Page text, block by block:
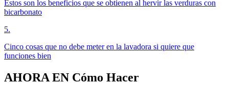
Estos son los beneficios que se obtienen al hervir las verduras con
bicarbonato
5.
Cinco cosas que no debe meter en la lavadora si quiere que
funciones bien
AHORA EN Cómo Hacer